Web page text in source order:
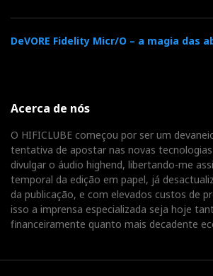
DeVORE Fidelity Micr/O – a magia das
Acerca de nós
O HIFICLUBE começou por ser um
tentativa de apostar nas novas
divulgar o áudio highend, libertando-me
temporal da edição em papel, já
da publicação, e com elevados custos de
isso a imprensa especializada seja hoje
financeiramente quanto mais decadente